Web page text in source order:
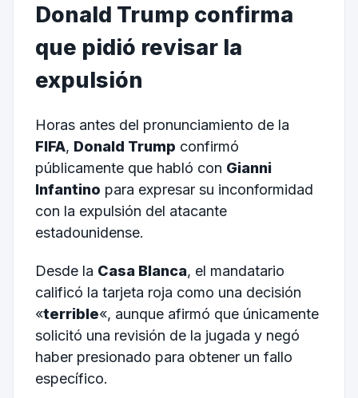
Donald Trump confirma
que pidió revisar la
expulsión
Horas antes del pronunciamiento de la
FIFA, Donald Trump confirmó
públicamente que habló con Gianni
Infantino para expresar su inconformidad
con la expulsión del atacante
estadounidense.
Desde la Casa Blanca, el mandatario
calificó la tarjeta roja como una decisión
«terrible«, aunque afirmó que únicamente
solicitó una revisión de la jugada y negó
haber presionado para obtener un fallo
específico.